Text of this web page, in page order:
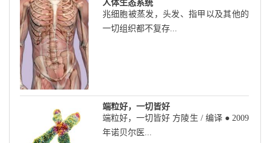
人体生态系统
兆细胞被蒸发，头发、指甲以及其他的
一切组织都不复存...
端粒好，一切皆好
端粒好，一切皆好 方陵生 / 编译 ● 2009
年诺贝尔医...